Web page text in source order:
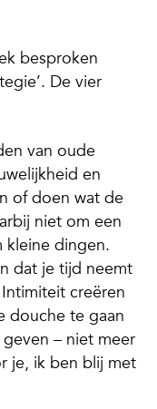
besproken
De vier
van oude
en
of doen wat de
niet om een
kleine dingen.
dat je tijd neemt
creëren
douche te gaan
– niet meer
je, ik ben blij met